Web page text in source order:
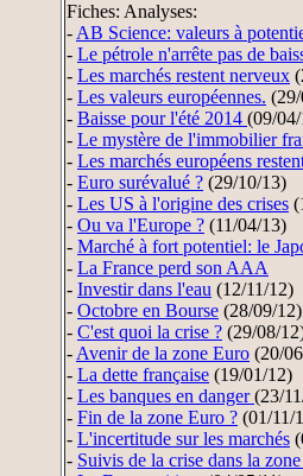
Fiches: Analyses:
- AB Science: valeurs à
- Le pétrole n'arrête pas de
- Les marchés restent nerveux
- Les valeurs européennes.
- Baisse pour l'été 2014 (09/
- Le mystère de l'immobilier
- Les marchés européens
- Euro surévalué ? (29/10/13)
- Les US à l'origine des crises
- Ou va l'Europe ? (11/04/13)
- Marché à fort potentiel: le
- La France perd son AAA
- Investir dans l'eau (12/11/12)
- Octobre en Bourse (28/09/12)
- C'est quoi la crise ? (29/08/
- Avenir de la zone Euro (20/
- La dette française (19/01/12)
- Les banques en danger(23/
- Fin de la zone Euro ? (01/11/
- L'incertitude sur les marchés
- Suivis de la crise dans la